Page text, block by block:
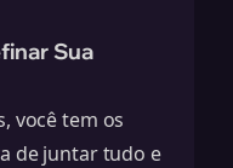
Sua
você tem os
de juntar tudo e